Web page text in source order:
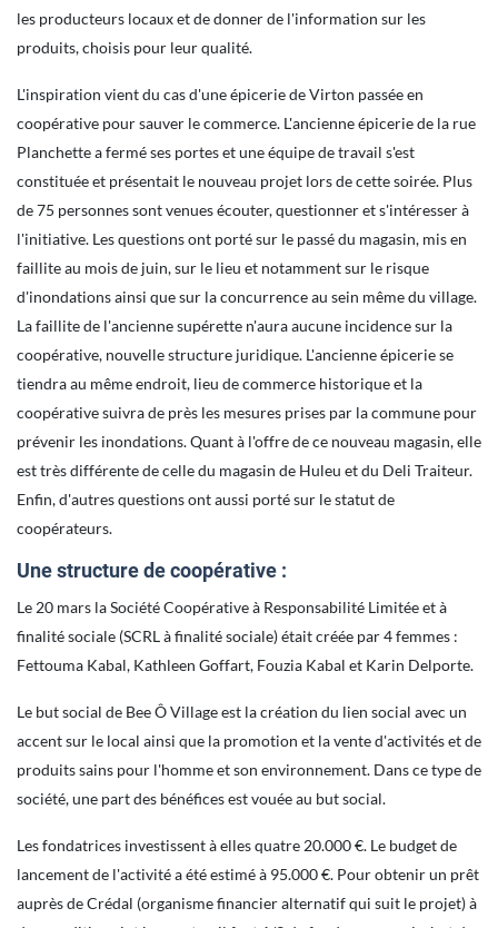
les producteurs locaux et de donner de l'information sur les
produits, choisis pour leur qualité.
L'inspiration vient du cas d'une épicerie de Virton passée en
coopérative pour sauver le commerce. L'ancienne épicerie de la rue
Planchette a fermé ses portes et une équipe de travail s'est
constituée et présentait le nouveau projet lors de cette soirée. Plus
de 75 personnes sont venues écouter, questionner et s'intéresser à
l'initiative. Les questions ont porté sur le passé du magasin, mis en
faillite au mois de juin, sur le lieu et notamment sur le risque
d'inondations ainsi que sur la concurrence au sein même du village.
La faillite de l'ancienne supérette n'aura aucune incidence sur la
coopérative, nouvelle structure juridique. L'ancienne épicerie se
tiendra au même endroit, lieu de commerce historique et la
coopérative suivra de près les mesures prises par la commune pour
prévenir les inondations. Quant à l'offre de ce nouveau magasin, elle
est très différente de celle du magasin de Huleu et du Deli Traiteur.
Enfin, d'autres questions ont aussi porté sur le statut de
coopérateurs.
Une structure de coopérative :
Le 20 mars la Société Coopérative à Responsabilité Limitée et à
finalité sociale (SCRL à finalité sociale) était créée par 4 femmes :
Fettouma Kabal, Kathleen Goffart, Fouzia Kabal et Karin Delporte.
Le but social de Bee Ô Village est la création du lien social avec un
accent sur le local ainsi que la promotion et la vente d'activités et de
produits sains pour l'homme et son environnement. Dans ce type de
société, une part des bénéfices est vouée au but social.
Les fondatrices investissent à elles quatre 20.000 €. Le budget de
lancement de l'activité a été estimé à 95.000 €. Pour obtenir un prêt
auprès de Crédal (organisme financier alternatif qui suit le projet) à